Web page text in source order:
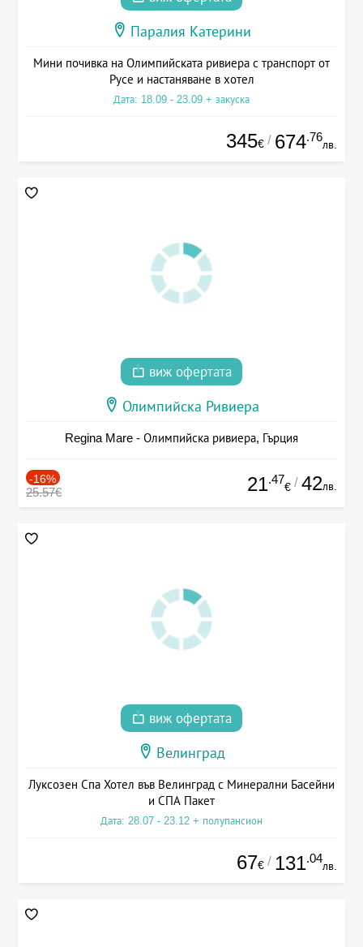
Паралия Катерини
Мини почивка на Олимпийската ривиера с транспорт от
Русе и настаняване в хотел
Дата: 18.09 - 23.09 + закуска
345€ / 674.76
лв.
виж офертата
Олимпийска Ривиера
Regina Mare - Олимпийска ривиера, Гърция
-16%
25.57€ 21.47
€ / 42лв.
виж офертата
Велинград
Луксозен Спа Хотел във Велинград с Минерални Басейни
и СПА Пакет
Дата: 28.07 - 23.12 + полупансион
67€ / 131.04
лв.